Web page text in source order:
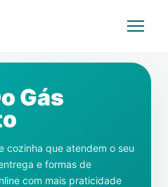
Gás
cozinha que atendem o seu
e formas de
com mais praticidade